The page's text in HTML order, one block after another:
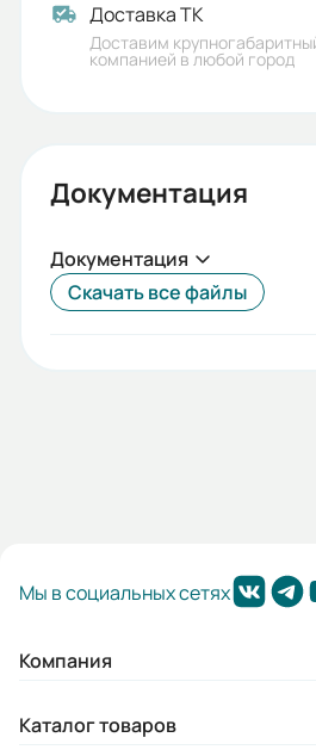
Доставка ТК
Доставим
компанией в любой город
Документация
Документация
Скачать все файлы
Мы в социальных сетях
Компания
Каталог товаров